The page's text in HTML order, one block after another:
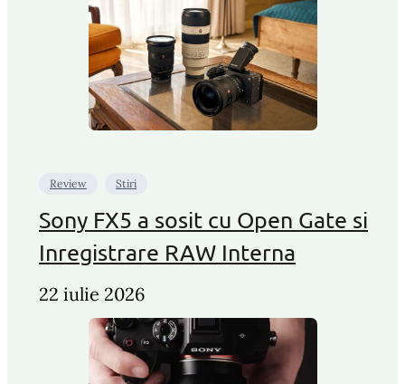
Review Stiri
Sony FX5 a sosit cu Open Gate si
Inregistrare RAW Interna
22 iulie 2026